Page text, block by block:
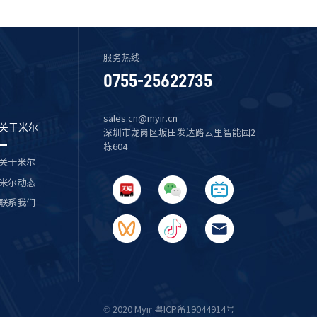
于米尔
于米尔
尔动态
系我们
服务热线
0755-25622735
sales.cn@myir.cn
深圳市龙岗区坂田发达路云里智能园2
栋604
© 2020 Myir 粤ICP备19044914号